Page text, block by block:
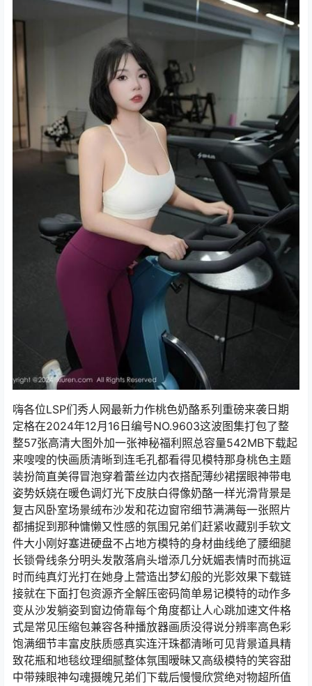
嗨各位LSP们秀人网最新力作桃色奶酪系列重磅来袭日期
定格在2024年12月16日编号NO.9603这波图集打包了整
整57张高清大图外加一张神秘福利照总容量542MB下载起
来嗖嗖的快画质清晰到连毛孔都看得见模特那身桃色主题
装扮简直美得冒泡穿着蕾丝边内衣搭配薄纱裙摆眼神带电
姿势妖娆在暖色调灯光下皮肤白得像奶酪一样光滑背景是
复古风卧室场景绒布沙发和花边窗帘细节满满每一张照片
都捕捉到那种慵懒又性感的氛围兄弟们赶紧收藏别手软文
件大小刚好塞进硬盘不占地方模特的身材曲线绝了腰细腿
长锁骨线条分明头发散落肩头增添几分妩媚表情时而挑逗
时而纯真灯光打在她身上营造出梦幻般的光影效果下载链
接就在下面打包资源齐全解压密码简单易记模特的动作多
变从沙发躺姿到窗边倚靠每个角度都让人心跳加速文件格
式是常见压缩包兼容各种播放器画质没得说分辨率高色彩
饱满细节丰富皮肤质感真实连汗珠都清晰可见背景道具精
致花瓶和地毯纹理细腻整体氛围暧昧又高级模特的笑容甜
中带辣眼神勾魂摄魄兄弟们下载后慢慢欣赏绝对物超所值